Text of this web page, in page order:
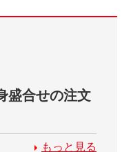
盛合せの注文
もっと見る